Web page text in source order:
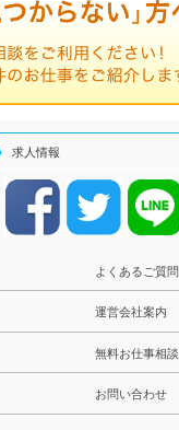
求人情報
よくあるご質問
運営会社案内
無料お仕事相談
お問い合わせ